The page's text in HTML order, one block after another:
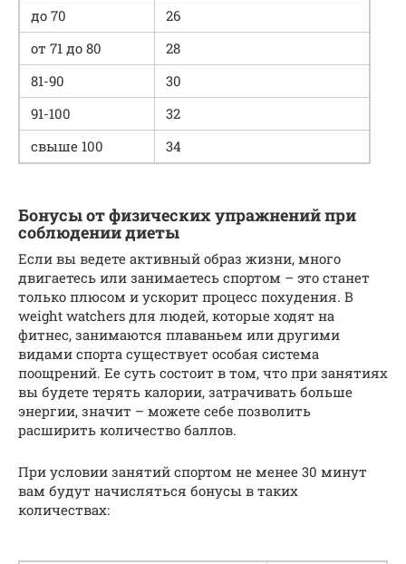
до 70
26
от 71 до 80
28
81-90
30
91-100
32
свыше 100
34
Бонусы от физических упражнений при
соблюдении диеты
Если вы ведете активный образ жизни, много
двигаетесь или занимаетесь спортом – это станет
только плюсом и ускорит процесс похудения. В
weight watchers для людей, которые ходят на
фитнес, занимаются плаваньем или другими
видами спорта существует особая система
поощрений. Ее суть состоит в том, что при занятиях
вы будете терять калории, затрачивать больше
энергии, значит – можете себе позволить
расширить количество баллов.
При условии занятий спортом не менее 30 минут
вам будут начисляться бонусы в таких
количествах: